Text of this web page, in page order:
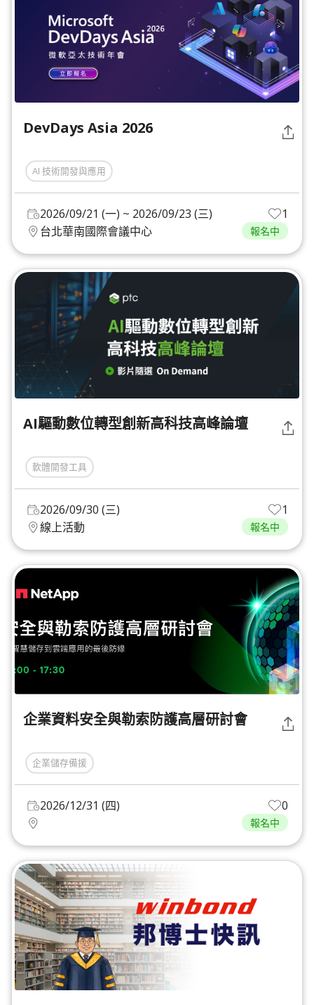
DevDays Asia 2026
AI 技術開發與應用
2026/09/21 (一) ~ 2026/09/23 (三)
1
台北華南國際會議中心
報名中
AI驅動數位轉型創新高科技高峰論壇
軟體開發工具
2026/09/30 (三)
1
線上活動
報名中
企業資料安全與勒索防護高層研討會
企業儲存備援
2026/12/31 (四) 0
報名中